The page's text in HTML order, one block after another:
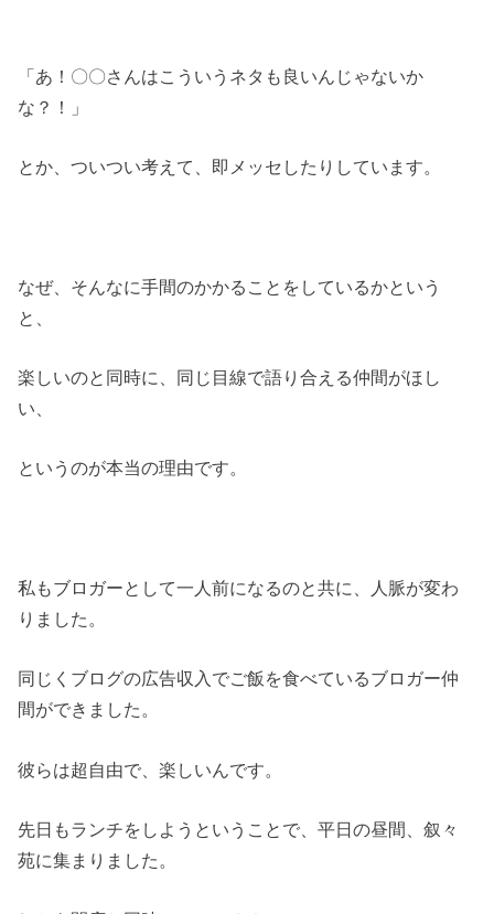
「あ！〇〇さんはこういうネタも良いんじゃないか
な？！」
とか、ついつい考えて、即メッセしたりしています。
なぜ、そんなに手間のかかることをしているかという
と、
楽しいのと同時に、同じ目線で語り合える仲間がほし
い、
というのが本当の理由です。
私もブロガーとして一人前になるのと共に、人脈が変わ
りました。
同じくブログの広告収入でご飯を食べているブロガー仲
間ができました。
彼らは超自由で、楽しいんです。
先日もランチをしようということで、平日の昼間、叙々
苑に集まりました。